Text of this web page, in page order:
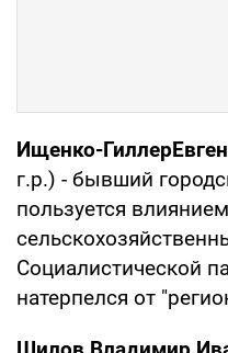
Ищенко-Гиллер
г.р.) - бывший
пользуется
Социалистической
натерпелся от